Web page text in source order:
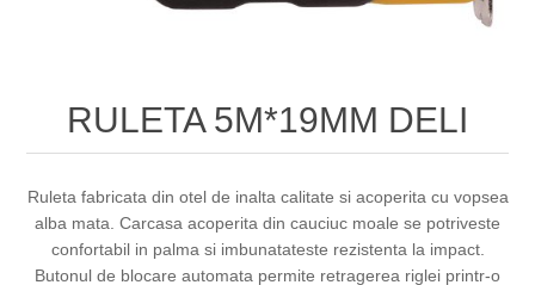
RULETA 5M*19MM DELI
Ruleta fabricata din otel de inalta calitate si acoperita cu vopsea
alba mata. Carcasa acoperita din cauciuc moale se potriveste
confortabil in palma si imbunatateste rezistenta la impact.
Butonul de blocare automata permite retragerea riglei printr-o